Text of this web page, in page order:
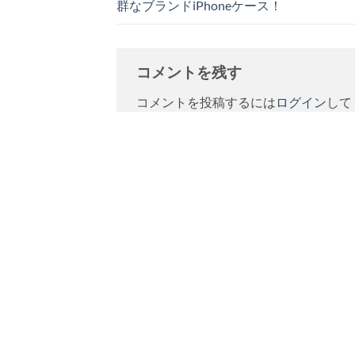
群なブランドiPhoneケース！
コメントを残す
コメントを投稿するには ログイン して